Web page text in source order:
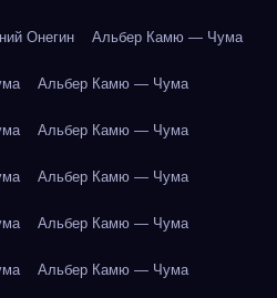
Онегин Альбер Камю — Чума
Альбер Камю — Чума
Альбер Камю — Чума
Альбер Камю — Чума
Альбер Камю — Чума
Альбер Камю — Чума